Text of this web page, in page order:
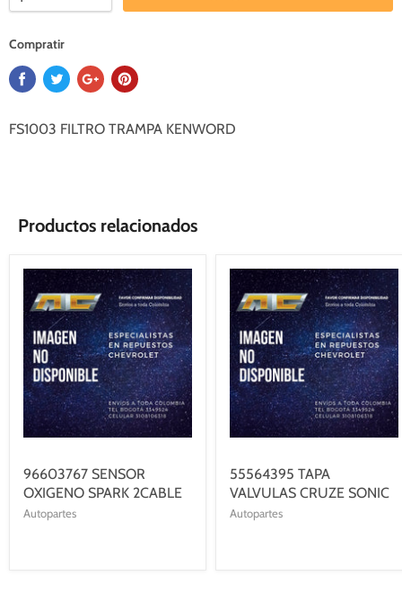
Compratir
FS1003 FILTRO TRAMPA KENWORD
Productos relacionados
96603767 SENSOR
OXIGENO SPARK 2CABLE
Autopartes
55564395 TAPA
VALVULAS CRUZE SONIC
Autopartes